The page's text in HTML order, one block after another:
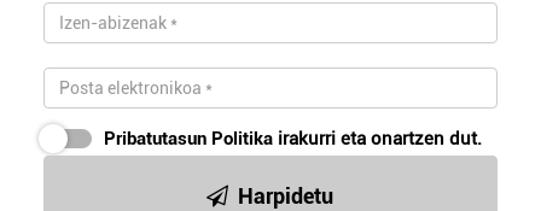
Pribatutasun Politika irakurri eta onartzen dut.
Harpidetu